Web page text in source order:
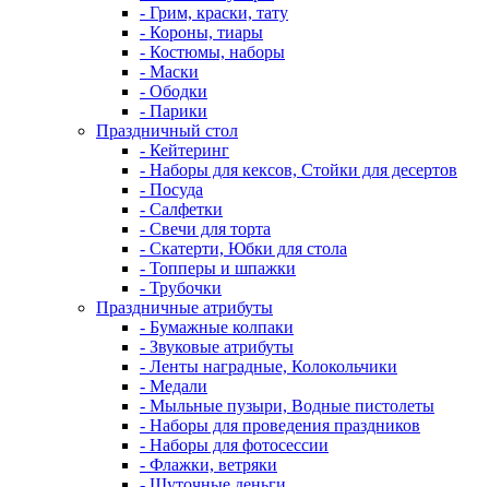
- Грим, краски, тату
- Короны, тиары
- Костюмы, наборы
- Маски
- Ободки
- Парики
Праздничный стол
- Кейтеринг
- Наборы для кексов, Стойки для десертов
- Посуда
- Салфетки
- Свечи для торта
- Скатерти, Юбки для стола
- Топперы и шпажки
- Трубочки
Праздничные атрибуты
- Бумажные колпаки
- Звуковые атрибуты
- Ленты наградные, Колокольчики
- Медали
- Мыльные пузыри, Водные пистолеты
- Наборы для проведения праздников
- Наборы для фотосессии
- Флажки, ветряки